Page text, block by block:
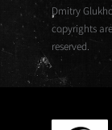
Dmitry
copyrights
reserved.